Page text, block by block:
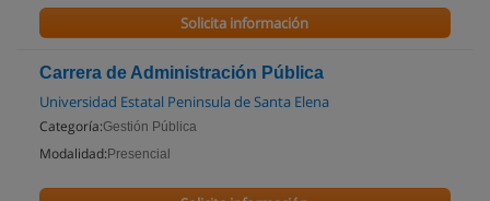
Solicita información
Carrera de Administración Pública
Universidad Estatal Peninsula de Santa Elena
Categoría:Gestión Pública
Modalidad: Presencial